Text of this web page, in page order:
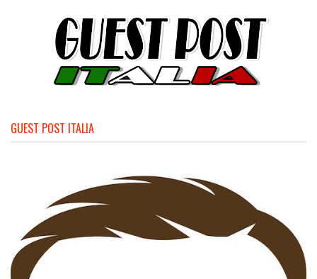
GUEST POST ITALIA